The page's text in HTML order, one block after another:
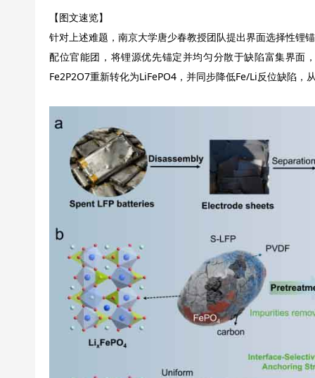
【图文速览】
针对上述难题，南京大学唐少春教授团队提出界面选择性锂
配位官能团，将锂源优先锚定并均匀分散于缺陷富集界面
Fe2P2O7重新转化为LiFePO4，并同步降低Fe/Li反位缺陷，